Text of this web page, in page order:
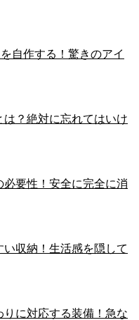
自作する！驚きのアイ
？絶対に忘れてはいけ
要性！安全に完全に消
収納！生活感を隠して
に対応する装備！急な